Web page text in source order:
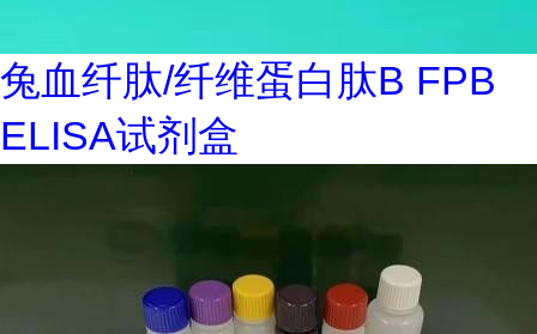
兔血纤肽/纤维蛋白肽B FPB
ELISA试剂盒